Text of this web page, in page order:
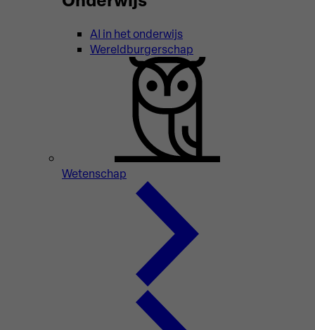
AI in het onderwijs
Wereldburgerschap
Wetenschap